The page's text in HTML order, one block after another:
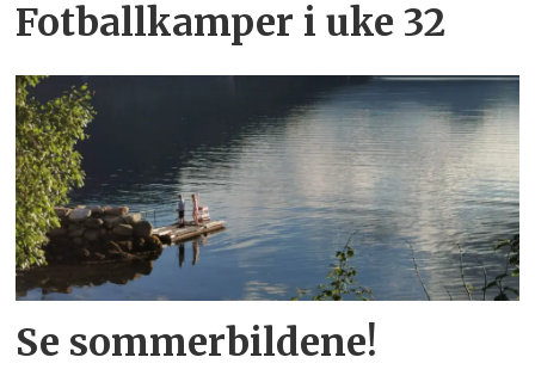
Fotballkamper i uke 32
Se sommerbildene!